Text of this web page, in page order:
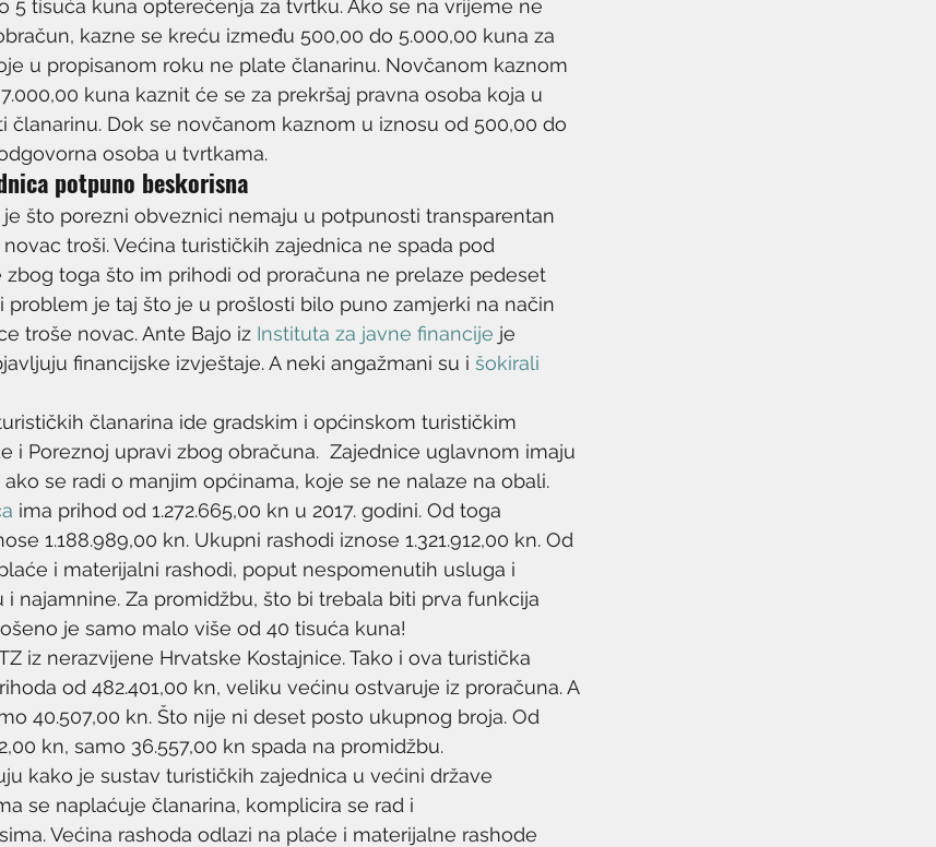
5 tisuća kuna opterećenja za tvrtku. Ako se na vrijeme ne
kazne se kreću između 500,00 do 5.000,00 kuna za
u propisanom roku ne plate članarinu. Novčanom kaznom
kuna kaznit će se za prekršaj pravna osoba koja u
članarinu. Dok se novčanom kaznom u iznosu od 500,00 do
osoba u tvrtkama.
potpuno beskorisna
što porezni obveznici nemaju u potpunosti transparentan
troši. Većina turističkih zajednica ne spada pod
toga što im prihodi od proračuna ne prelaze pedeset
problem je taj što je u prošlosti bilo puno zamjerki na način
troše novac. Ante Bajo iz Instituta za javne financije je
financijske izvještaje. A neki angažmani su i šokirali
članarina ide gradskim i općinskom turističkim
i Poreznoj upravi zbog obračuna.  Zajednice uglavnom imaju
se radi o manjim općinama, koje se ne nalaze na obali.
ima prihod od 1.272.665,00 kn u 2017. godini. Od toga
1.188.989,00 kn. Ukupni rashodi iznose 1.321.912,00 kn. Od
i materijalni rashodi, poput nespomenutih usluga i
i najamnine. Za promidžbu, što bi trebala biti prva funkcija
je samo malo više od 40 tisuća kuna!
iz nerazvijene Hrvatske Kostajnice. Tako i ova turistička
od 482.401,00 kn, veliku većinu ostvaruje iz proračuna. A
40.507,00 kn. Što nije ni deset posto ukupnog broja. Od
kn, samo 36.557,00 kn spada na promidžbu.
kako je sustav turističkih zajednica u većini države
se naplaćuje članarina, komplicira se rad i
Većina rashoda odlazi na plaće i materijalne rashode